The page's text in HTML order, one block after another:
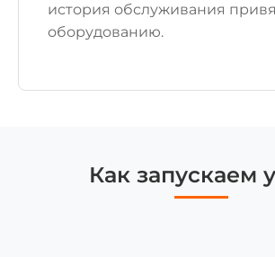
история обслуживания
оборудованию.
Как запускаем